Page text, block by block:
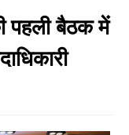
पहली बैठक में